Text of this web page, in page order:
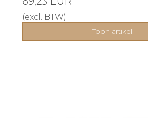
(excl. BTW)
Toon artikel